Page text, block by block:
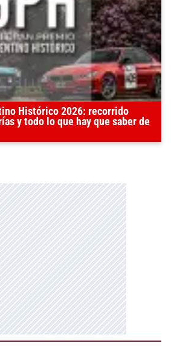
Histórico 2026: recorrido
y todo lo que hay que saber de